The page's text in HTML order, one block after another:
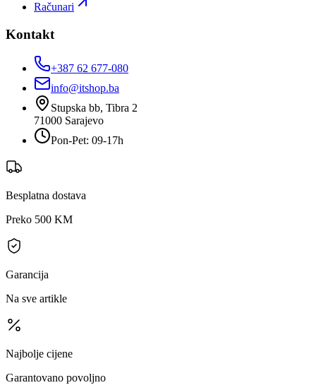
Računari
Kontakt
+387 62 677-080
info@itshop.ba
Stupska bb, Tibra 2
71000 Sarajevo
Pon-Pet: 09-17h
Besplatna dostava
Preko 500 KM
Garancija
Na sve artikle
Najbolje cijene
Garantovano povoljno